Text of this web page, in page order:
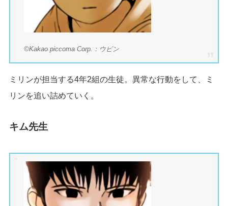
©Kakao piccoma Corp.：ウビン
ミリンが担当する4年2組の生徒。異常な行動をして、ミ
リンを追い詰めていく。
キム先生